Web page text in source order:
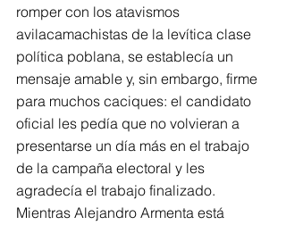
romper con los atavismos
avilacamachistas de la levítica clase
política poblana, se establecía un
mensaje amable y, sin embargo, firme
para muchos caciques: el candidato
oficial les pedía que no volvieran a
presentarse un día más en el trabajo
de la campaña electoral y les
agradecía el trabajo finalizado.
Mientras Alejandro Armenta está